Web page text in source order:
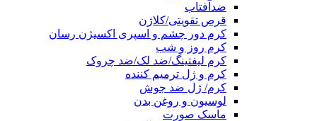
ضدآفتاب
قرص تقویتی/کلاژن
کرم دور چشم و اسپری اکسیژن رسان
کرم روز و شب
کرم لیفتینگ/ضد لک/ضد چروک
کرم و ژل ترمیم کننده
کرم/ ژل ضد جوش
لوسیون و روغن بدن
ماسک صورت